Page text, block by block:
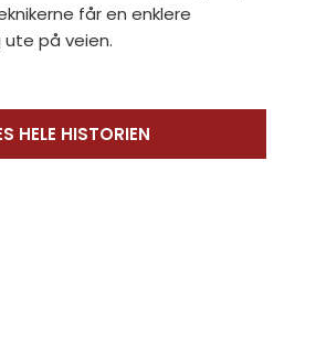
får en enklere
på veien.
HELE HISTORIEN